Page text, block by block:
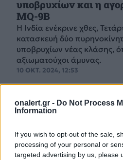
onalert.gr - Do Not Process
Information
If you wish to opt-out of the sale,
processing of your personal or
targeted advertising by us, please
υποβρυχίων και η
MQ-9B
Η Ινδία ενέκρινε χθες,
κατασκευή δύο
υποβρυχίων νέας κλάσης,
αξιωματούχοι άμυνας.
10 ΟΚΤ. 2024, 12:53